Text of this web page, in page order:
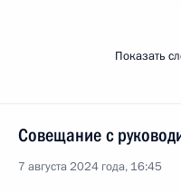
Показать
Совещание с
7 августа 2024 года, 16:45